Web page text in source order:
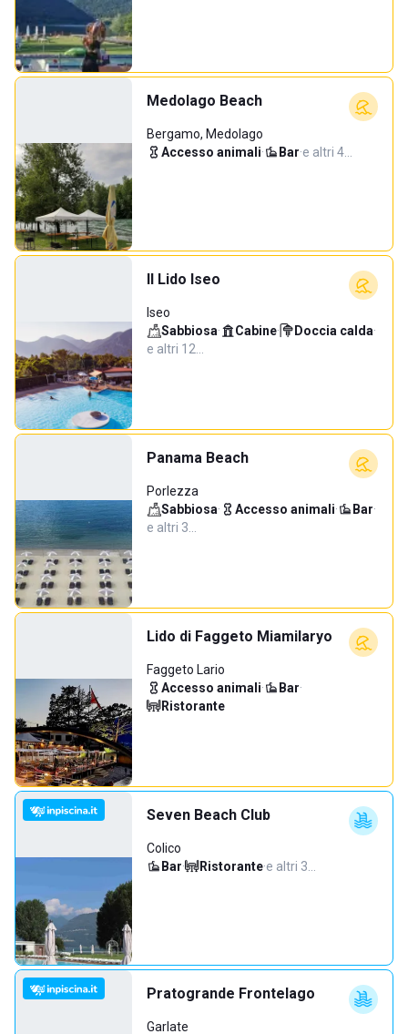
Medolago Beach
Bergamo, Medolago
Accesso animali· Bar·e altri 4…
Il Lido Iseo
Iseo
Sabbiosa· Cabine· Doccia calda·
e altri 12…
Panama Beach
Porlezza
Sabbiosa· Accesso animali· Bar·
e altri 3…
Lido di Faggeto Miamilaryo
Faggeto Lario
Accesso animali· Bar·
Ristorante
Seven Beach Club
Colico
Bar· Ristorante·e altri 3…
Pratogrande Frontelago
Garlate